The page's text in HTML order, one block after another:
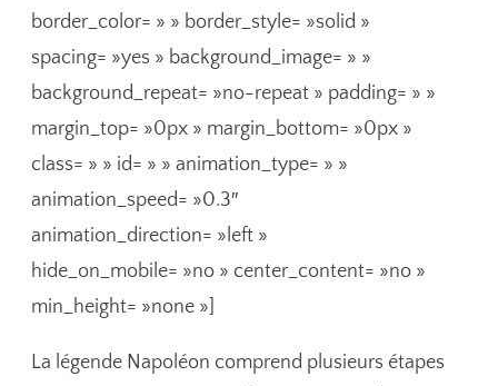
border_color= » » border_style= »solid »
spacing= »yes » background_image= » »
background_repeat= »no-repeat » padding= » »
margin_top= »0px » margin_bottom= »0px »
class= » » id= » » animation_type= » »
animation_speed= »0.3″
animation_direction= »left »
hide_on_mobile= »no » center_content= »no »
min_height= »none »]
La légende Napoléon comprend plusieurs étapes